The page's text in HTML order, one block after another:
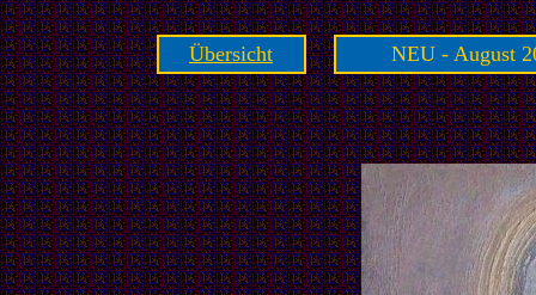
Übersicht NEU - August